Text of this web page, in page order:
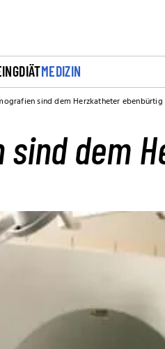
DIÄTMEDIZIN
sind dem Herzkatheter ebenbürtig
sind dem